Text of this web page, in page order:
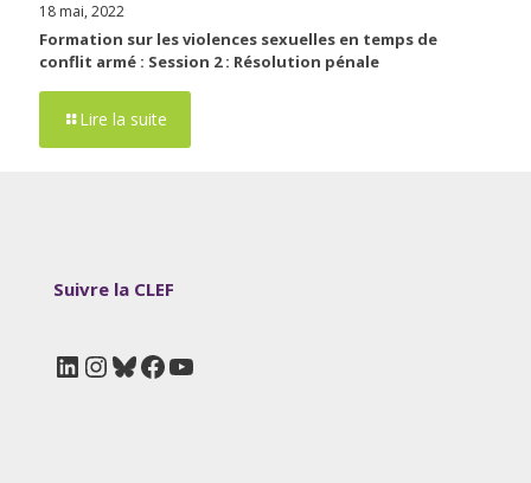
18 mai, 2022
Formation sur les violences sexuelles en temps de
conflit armé : Session 2 : Résolution pénale
Lire la suite
Suivre la CLEF
LinkedIn
Instagram
Bluesky
Facebook
YouTube